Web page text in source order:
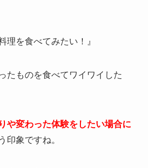
理を食べてみたい！』
たものを食べてワイワイした
や変わった体験をしたい場合に
印象ですね。